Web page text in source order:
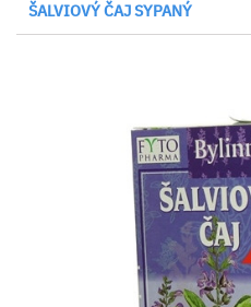
ŠALVIOVÝ ČAJ SYPANÝ